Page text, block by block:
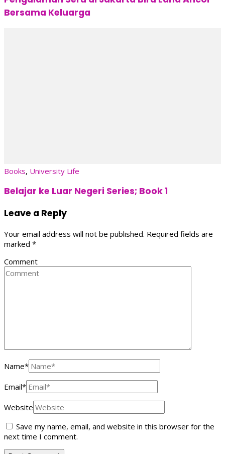
Bersama Keluarga
Books, University Life
Belajar ke Luar Negeri Series; Book 1
Leave a Reply
Your email address will not be published. Required fields are
marked *
Comment
Name*
Email*
Website
Save my name, email, and website in this browser for the
next time I comment.